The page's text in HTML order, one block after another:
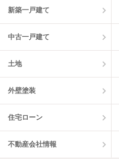
新築一戸建て
中古一戸建て
土地
外壁塗装
住宅ローン
不動産会社情報